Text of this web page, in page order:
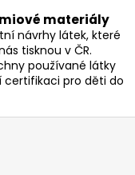
l
á
d
a
c
materiály
návrhy látek, které
tisknou v ČR.
používané látky
certifikaci pro děti do